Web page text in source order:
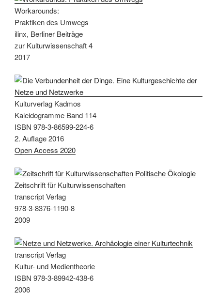
Workarounds:
Praktiken des Umwegs
ilinx, Berliner Beiträge
zur Kulturwissenschaft 4
2017
Kulturverlag Kadmos
Kaleidogramme Band 114
ISBN 978-3-86599-224-6
2. Auflage 2016
Open Access 2020
Zeitschrift für Kulturwissenschaften
transcript Verlag
978-3-8376-1190-8
2009
transcript Verlag
Kultur- und Medientheorie
ISBN 978-3-89942-438-6
2006